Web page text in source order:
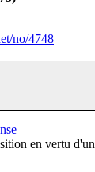
no/4748
en vertu d'un